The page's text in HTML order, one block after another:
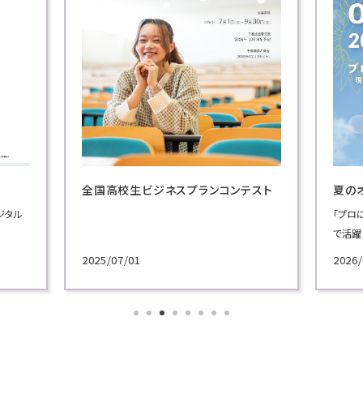
夏のオープンキャンパス
講義を体験してください！
2026/06/30
Blue
「
志の
スを披